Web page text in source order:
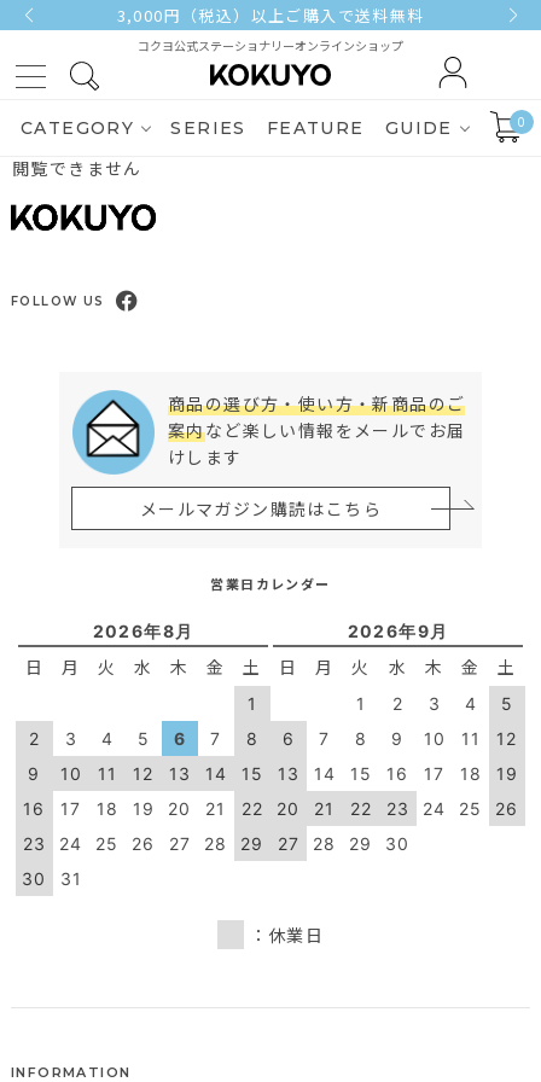
3,000円（税込）以上ご購入で送料無料
コクヨ公式ステーショナリーオンラインショップ
CATEGORY SERIES FEATURE GUIDE 0
閲覧できません
FOLLOW US
商品の選び方・使い方・新商品のご
案内など楽しい情報をメールでお届
けします
メールマガジン購読はこちら
営業日カレンダー
2026年8月
日 月 火 水 木 金 土
1
2
3 4 5 6 7
8
9
10 11 12 13 14
15
16
17 18 19 20 21
22
23
24 25 26 27 28
29
30
31
2026年9月
日 月 火 水 木 金 土
1 2 3 4
5
6
7 8 9 10 11
12
13
14 15 16 17 18
19
20
21 22 23 24 25
26
27
28 29 30
：休業日
INFORMATION